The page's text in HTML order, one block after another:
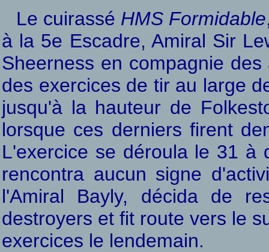
Le cuirassé HMS Formidable
à la 5e Escadre, Amiral Sir
Sheerness en compagnie
des exercices de tir au large
jusqu'à la hauteur de
lorsque ces derniers firent
L'exercice se déroula le 31 à
rencontra aucun signe
l'Amiral Bayly, décida de
destroyers et fit route vers le
exercices le lendemain.